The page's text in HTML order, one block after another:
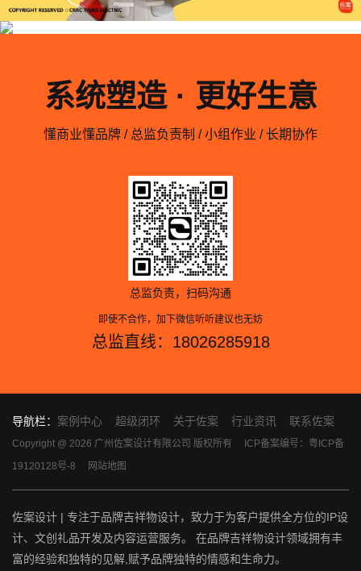
系统塑造 · 更好生意
懂商业懂品牌 / 总监负责制 / 小组作业 / 长期协作
总监负责，扫码沟通
即使不合作，加下微信听听建议也无妨
总监直线：18026285918
导航栏： 案例中心 超级闭环 关于佐案 行业资讯 联系佐案
Copyright @ 2026 广州佐案设计有限公司 版权所有
ICP备案编号：粤ICP备
19120128号-8
网站地图
佐案设计 | 专注于品牌吉祥物设计，致力于为客户提供全方位的IP设
计、文创礼品开发及内容运营服务。 在品牌吉祥物设计领域拥有丰
富的经验和独特的见解,赋予品牌独特的情感和生命力。